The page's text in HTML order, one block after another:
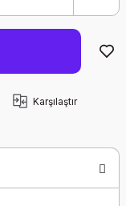
Karşılaştır